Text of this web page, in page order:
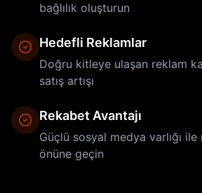
bağlılık oluşturun
Hedefli Reklamlar
Doğru kitleye ulaşan reklam
satış artışı
Rekabet Avantajı
Güçlü sosyal medya varlığı
önüne geçin